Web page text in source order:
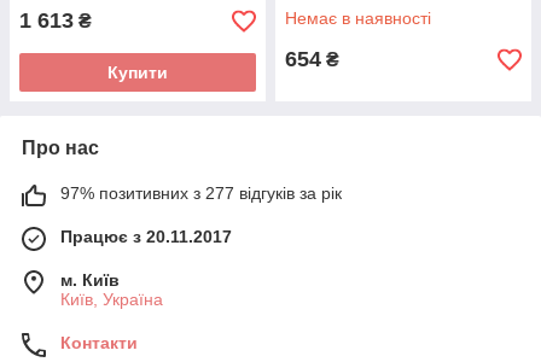
1 613 ₴
Купити
Немає в наявності
654 ₴
Про нас
97% позитивних з 277 відгуків за рік
Працює з 20.11.2017
м. Київ
Київ, Україна
Контакти